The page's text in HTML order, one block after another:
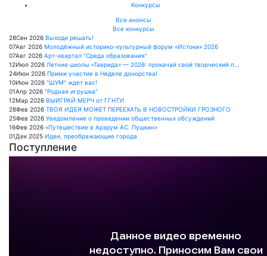
Конкурсы
Все анонсы
Все конкурсы
28Сен 2026 Выходи решать!
07Авг 2026 Молодёжный историко-культурный форум «Истоки» 2026
07Авг 2026 Арт-квартал "Среда образования"
12Июл 2026 Летние школы «Таврида» — 2026: прокачай свой творческий п...
24Июн 2026 Прими участие в Неделе донорства!
10Июн 2026 "ШУМ" ждет вас!
01Апр 2026 "Родная игрушка"
12Мар 2026 ВЫИГРАЙ МЕРЧ от ГГНТУ!
28Фев 2026 ТВОЯ ИДЕЯ МОЖЕТ ПЕРЕЕХАТЬ В НОВОСТРОЙКИ ГРОЗНОГО
25Фев 2026 Уведомление о проведении общественных обсуждений
16Фев 2026 «Путешествие в Арзрум АС. Пушкин»
01Дек 2025 Идеи, преображающие города
Поступление